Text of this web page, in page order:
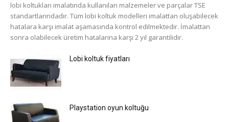
lobi koltukları imalatında kullanılan malzemeler ve parçalar TSE
standartlarındadır. Tüm lobi koltuk modelleri imalattan oluşabilecek
hatalara karşı imalat aşamasında kontrol edilmektedir. İmalattan
sonra olabilecek üretim hatalarına karşı 2 yıl garantilidir.
Lobi koltuk fiyatları
Playstation oyun koltuğu